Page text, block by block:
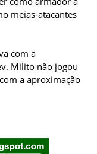
meias-atacantes
com a
Milito não jogou
a aproximação